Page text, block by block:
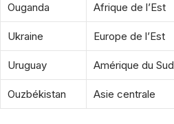
Ouganda Afrique de l’Est
Ukraine Europe de l’Est
Uruguay Amérique du Sud
Ouzbékistan Asie centrale